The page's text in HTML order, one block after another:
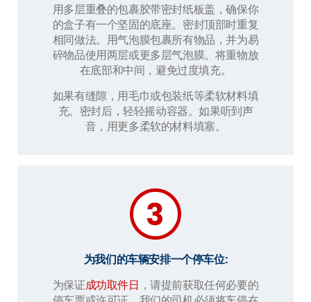
用多层重叠的包裹胶带密封纸板盖，确保你
的盒子有一个坚固的底座。密封顶部时重复
相同做法。用气泡膜包裹所有物品，并为易
碎物品使用两层或更多层气泡膜。将重物放
在底部和中间，避免过度填充。
如果有缝隙，用毛巾或包装纸等柔软材料填
充。密封后，轻轻摇动容器。如果听到声
音，用更多柔软的材料填塞。
为我们的车辆安排一个停车位:
为保证成功取件日 ，请提前获取任何必要的